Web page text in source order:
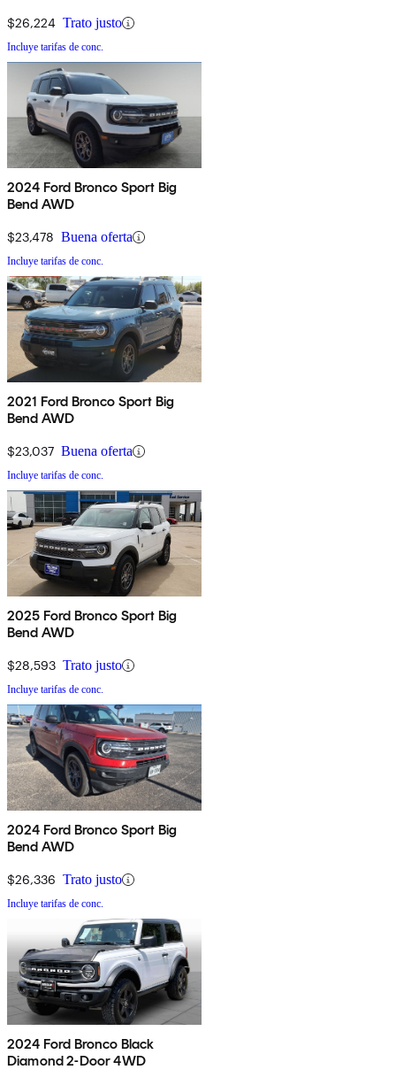
$26,224 Trato justo
Incluye tarifas de conc.
2024 Ford Bronco Sport Big
Bend AWD
$23,478 Buena oferta
Incluye tarifas de conc.
2021 Ford Bronco Sport Big
Bend AWD
$23,037 Buena oferta
Incluye tarifas de conc.
2025 Ford Bronco Sport Big
Bend AWD
$28,593 Trato justo
Incluye tarifas de conc.
2024 Ford Bronco Sport Big
Bend AWD
$26,336 Trato justo
Incluye tarifas de conc.
2024 Ford Bronco Black
Diamond 2-Door 4WD